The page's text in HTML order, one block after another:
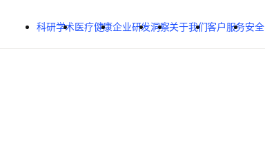
跳转到主内容
科研学术医疗健康企业研发洞察关于我们客户服务安全